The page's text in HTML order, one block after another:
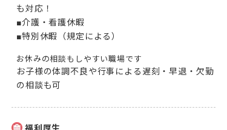
も対応！
■介護・看護休暇
■特別休暇（規定による）
お休みの相談もしやすい職場です
お子様の体調不良や行事による遅刻・早退・欠勤
の相談も可
福利厚生